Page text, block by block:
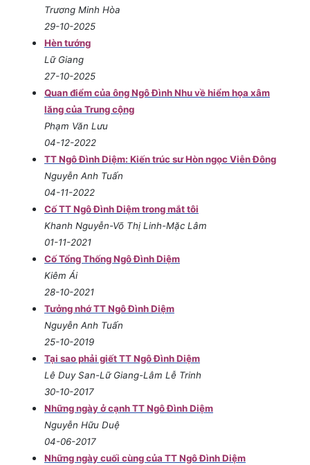
Trương Minh Hòa
29-10-2025
Hèn tướng
Lữ Giang
27-10-2025
Quan điểm của ông Ngô Đình Nhu về hiểm họa xâm
lăng của Trung cộng
Phạm Văn Lưu
04-12-2022
TT Ngô Đình Diệm: Kiến trúc sư Hòn ngọc Viễn Đông
Nguyễn Anh Tuấn
04-11-2022
Cố TT Ngô Đình Diệm trong mắt tôi
Khanh Nguyễn-Võ Thị Linh-Mặc Lâm
01-11-2021
Cố Tổng Thống Ngô Đình Diệm
Kiêm Ái
28-10-2021
Tưởng nhớ TT Ngô Đình Diệm
Nguyễn Anh Tuấn
25-10-2019
Tại sao phải giết TT Ngô Đình Diệm
Lê Duy San-Lữ Giang-Lâm Lễ Trinh
30-10-2017
Những ngày ở cạnh TT Ngô Đình Diệm
Nguyễn Hữu Duệ
04-06-2017
Những ngày cuối cùng của TT Ngô Đình Diệm